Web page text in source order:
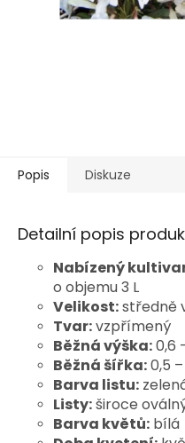
Popis Diskuze
Detailní popis
Nabízený
o objemu 3 L
Velikost:středně
Tvar:vzpřímený
Běžná výška:0,6
Běžná šířka:0,5
Barva listu:
Listy:široce
Barva květů: bílá